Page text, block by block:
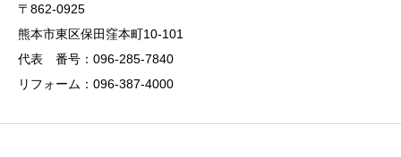
〒862-0925
熊本市東区保田窪本町10-101
代表 番号：096-285-7840
リフォーム：096-387-4000